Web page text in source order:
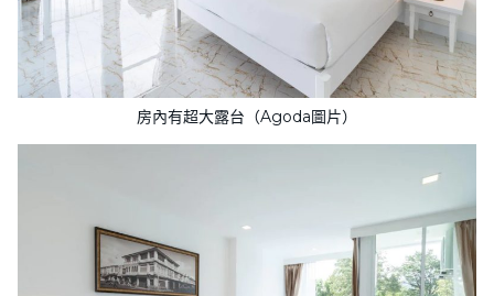
房內有超大露台（Agoda圖片）